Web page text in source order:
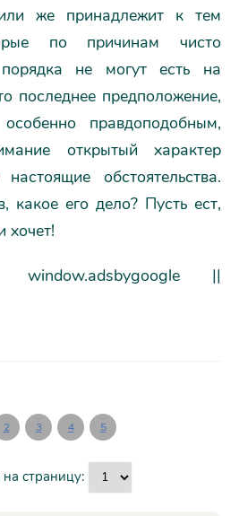
же принадлежит к тем
по причинам чисто
порядка не могут есть на
последнее предположение,
правдоподобным,
открытый характер
обстоятельства.
какое его дело? Пусть ест,
хочет!
||
2 3 4 5
страницу: